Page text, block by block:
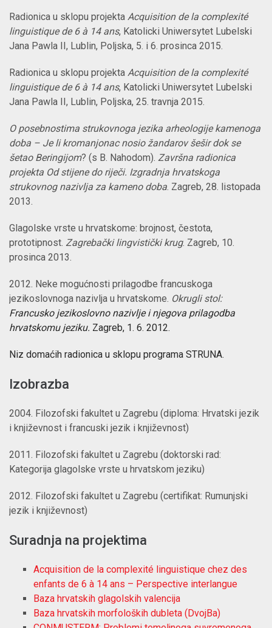
Radionica u sklopu projekta Acquisition de la complexité
linguistique de 6 à 14 ans, Katolicki Uniwersytet Lubelski
Jana Pawla II, Lublin, Poljska, 5. i 6. prosinca 2015.
Radionica u sklopu projekta Acquisition de la complexité
linguistique de 6 à 14 ans, Katolicki Uniwersytet Lubelski
Jana Pawla II, Lublin, Poljska, 25. travnja 2015.
O posebnostima strukovnoga jezika arheologije kamenoga
doba – Je li kromanjonac nosio žandarov šešir dok se
šetao Beringijom? (s B. Nahodom). Završna radionica
projekta Od stijene do riječi. Izgradnja hrvatskoga
strukovnog nazivlja za kameno doba. Zagreb, 28. listopada
2013.
Glagolske vrste u hrvatskome: brojnost, čestota,
prototipnost. Zagrebački lingvistički krug. Zagreb, 10.
prosinca 2013.
2012. Neke mogućnosti prilagodbe francuskoga
jezikoslovnoga nazivlja u hrvatskome. Okrugli stol:
Francusko jezikoslovno nazivlje i njegova prilagodba
hrvatskomu jeziku. Zagreb, 1. 6. 2012.
Niz domaćih radionica u sklopu programa STRUNA.
Izobrazba
2004. Filozofski fakultet u Zagrebu (diploma: Hrvatski jezik
i književnost i francuski jezik i književnost)
2011. Filozofski fakultet u Zagrebu (doktorski rad:
Kategorija glagolske vrste u hrvatskom jeziku)
2012. Filozofski fakultet u Zagrebu (certifikat: Rumunjski
jezik i književnost)
Suradnja na projektima
Acquisition de la complexité linguistique chez des
enfants de 6 à 14 ans – Perspective interlangue
Baza hrvatskih glagolskih valencija
Baza hrvatskih morfoloških dubleta (DvojBa)